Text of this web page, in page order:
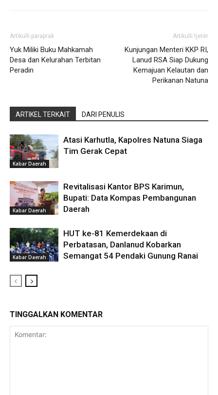
Artikulli paraprak
Yuk Miliki Buku Mahkamah
Desa dan Kelurahan Terbitan
Peradin
Artikulli tjetër
Kunjungan Menteri KKP RI,
Lanud RSA Siap Dukung
Kemajuan Kelautan dan
Perikanan Natuna
ARTIKEL TERKAIT DARI PENULIS
Kabar Daerah
Atasi Karhutla, Kapolres Natuna Siaga
Tim Gerak Cepat
Kabar Daerah
Revitalisasi Kantor BPS Karimun,
Bupati: Data Kompas Pembangunan
Daerah
Kabar Daerah
HUT ke-81 Kemerdekaan di
Perbatasan, Danlanud Kobarkan
Semangat 54 Pendaki Gunung Ranai
TINGGALKAN KOMENTAR